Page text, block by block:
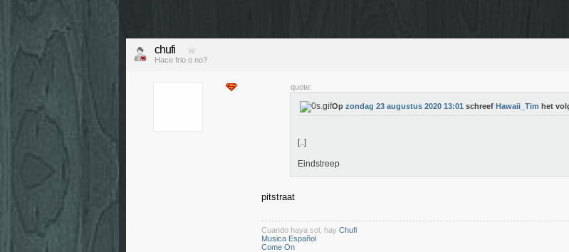
chufi
Hace frio o no?
quote:
Op zondag 23 augustus 2020 13:01 schreef Hawaii_Tim het
[..]
Eindstreep
pitstraat
Cuando haya sol, hay Chufi
Musica Español
Come On